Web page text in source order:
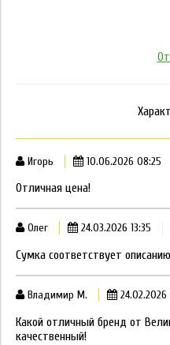
Игорь 10.06.2026 08:25
Отличная цена!
Олег 24.03.2026 13:35
Сумка соответствует
Владимир М. 24.02.2026
Какой отличный бренд от
качественный!